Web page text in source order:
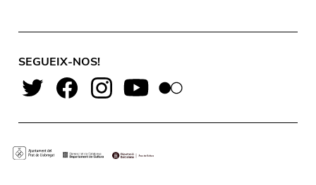
SEGUEIX-NOS!